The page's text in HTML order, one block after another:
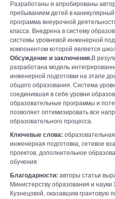
Разработаны и апробированы
пребыванием детей в
программа внеурочной
класса. Внедрена в систему
системы уровневой инженерной
компонентом которой является
Обсуждение и заключения.В
разработана модель
инженерной подготовки на этапе
общего образования. Система
соединившая в себе уровни
образовательные программы и
позволяет оптимизировать все
образовательного процесса.
Ключевые слова:
инженерная подготовка, сетевое
проектов, дополнительное
обучения
Благодарности: авторы статьи
Министерству образования и науки
Кузнецовой, оказавшим грантовую